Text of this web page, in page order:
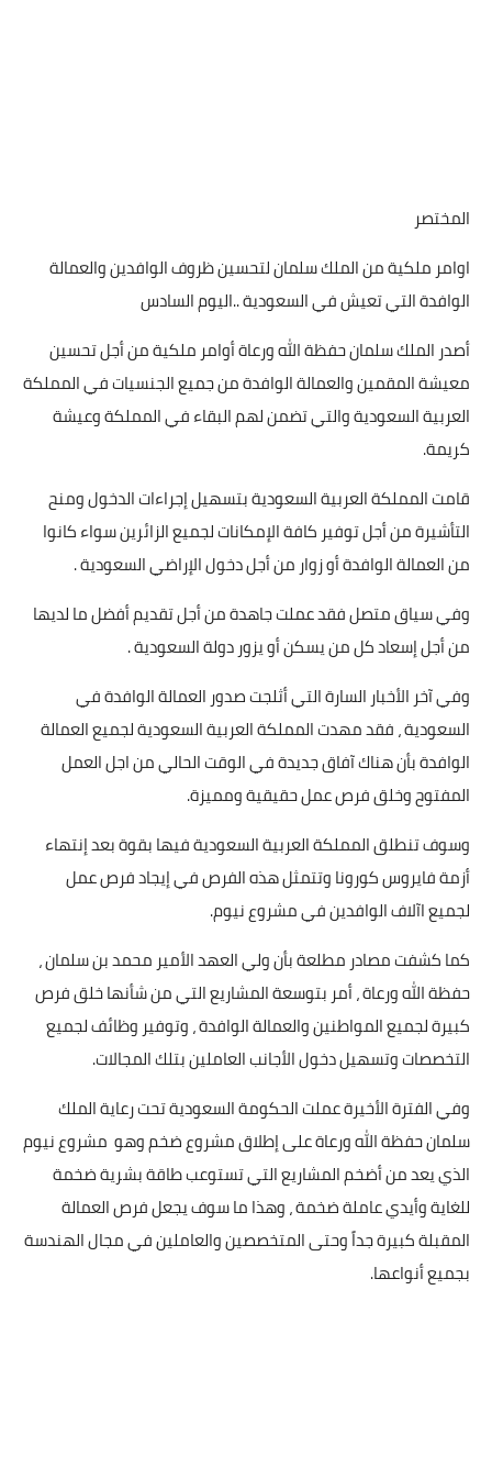
المختصر
اوامر ملكية من الملك سلمان لتحسين ظروف الوافدين والعمالة
الوافدة التي تعيش في السعودية ..اليوم السادس
أصدر الملك سلمان حفظة الله ورعاة أوامر ملكية من أجل تحسين
معيشة المقمين والعمالة الوافدة من جميع الجنسيات في المملكة
العربية السعودية والتي تضمن لهم البقاء في المملكة وعيشة
كريمة.
قامت المملكة العربية السعودية بتسهيل إجراءات الدخول ومنح
التأشيرة من أجل توفير كافة الإمكانات لجميع الزائرين سواء كانوا
من العمالة الوافدة أو زوار من أجل دخول الإراضي السعودية .
وفي سياق متصل فقد عملت جاهدة من أجل تقديم أفضل ما لديها
من أجل إسعاد كل من يسكن أو يزور دولة السعودية .
وفي آخر الأخبار السارة التي أثلجت صدور العمالة الوافدة في
السعودية ، فقد مهدت المملكة العربية السعودية لجميع العمالة
الوافدة بأن هناك آفاق جديدة في الوقت الحالي من اجل العمل
المفتوح وخلق فرص عمل حقيقية ومميزة.
وسوف تنطلق المملكة العربية السعودية فيها بقوة بعد إنتهاء
أزمة فايروس كورونا وتتمثل هذه الفرص في إيجاد فرص عمل
لجميع اآلاف الوافدين في مشروع نيوم.
كما كشفت مصادر مطلعة بأن ولي العهد الأمير محمد بن سلمان ،
حفظة الله ورعاة ، أمر بتوسعة المشاريع التي من شأنها خلق فرص
كبيرة لجميع المواطنين والعمالة الوافدة ، وتوفير وظائف لجميع
التخصصات وتسهيل دخول الأجانب العاملين بتلك المجالات.
وفي الفترة الأخيرة عملت الحكومة السعودية تحت رعاية الملك
سلمان حفظة الله ورعاة على إطلاق مشروع ضخم وهو مشروع نيوم
الذي يعد من أضخم المشاريع التي تستوعب طاقة بشرية ضخمة
للغاية وأيدي عاملة ضخمة ، وهذا ما سوف يجعل فرص العمالة
المقبلة كبيرة جداً وحتى المتخصصين والعاملين في مجال الهندسة
بجميع أنواعها.